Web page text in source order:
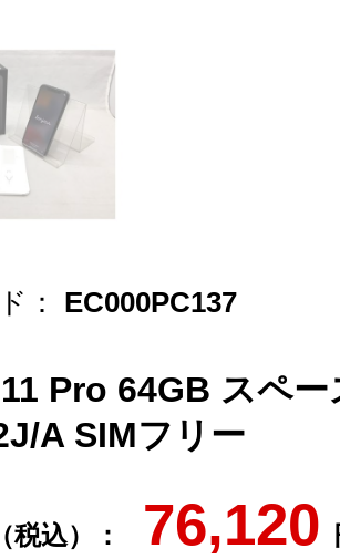
： EC000PC137
Pro 64GB スペー
A SIMフリー
税込）： 76,120